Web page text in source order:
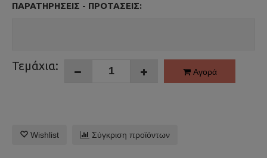
ΠΑΡΑΤΗΡΉΣΕΙΣ - ΠΡΟΤΆΣΕΙΣ:
Τεμάχια: Αγορά
Wishlist Σύγκριση προϊόντων